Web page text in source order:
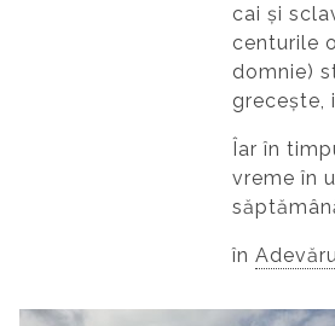
cai și
centurile
domnie)
grecește,
Îar în
vreme în
în